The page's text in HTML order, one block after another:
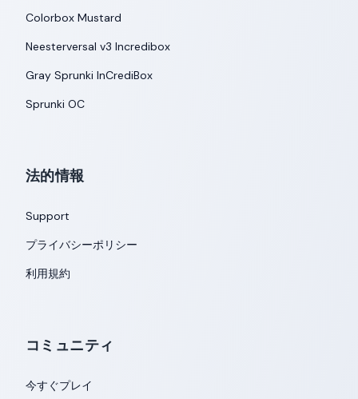
Colorbox Mustard
Neesterversal v3 Incredibox
Gray Sprunki InCrediBox
Sprunki OC
法的情報
Support
プライバシーポリシー
利用規約
コミュニティ
今すぐプレイ